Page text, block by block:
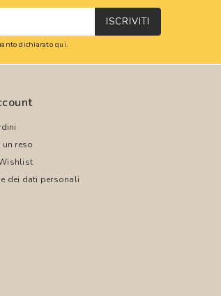
ISCRIVITI
dichiaratoqui.
un reso
dei dati personali